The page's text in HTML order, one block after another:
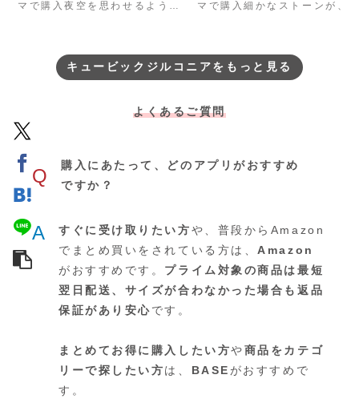
マで購入夜空を思わせるよう
マで購入細かなストーンが、
キュービックジルコニアをもっと見る
よくあるご質問
Q
購入にあたって、どのアプリがおすすめ
ですか？
A すぐに受け取りたい方や、普段からAmazon
でまとめ買いをされている方は、Amazon
がおすすめです。 プライム対象の商品は最短
翌日配送、サイズが合わなかった場合も返品
保証があり安心です。
まとめてお得に購入したい方や商品をカテゴ
リーで探したい方は、 BASE がおすすめで
す。